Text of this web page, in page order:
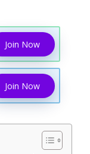
Join Now
Join Now